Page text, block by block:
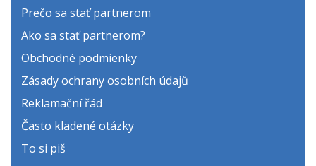
Prečo sa stať partnerom
Ako sa stať partnerom?
Obchodné podmienky
Zásady ochrany osobních údajů
Reklamační řád
Často kladené otázky
To si piš